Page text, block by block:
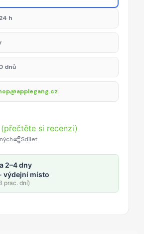
h
dnů
(přečtěte si recenzi)
Sdílet
2–4 dny
výdejní místo
prac. dní)